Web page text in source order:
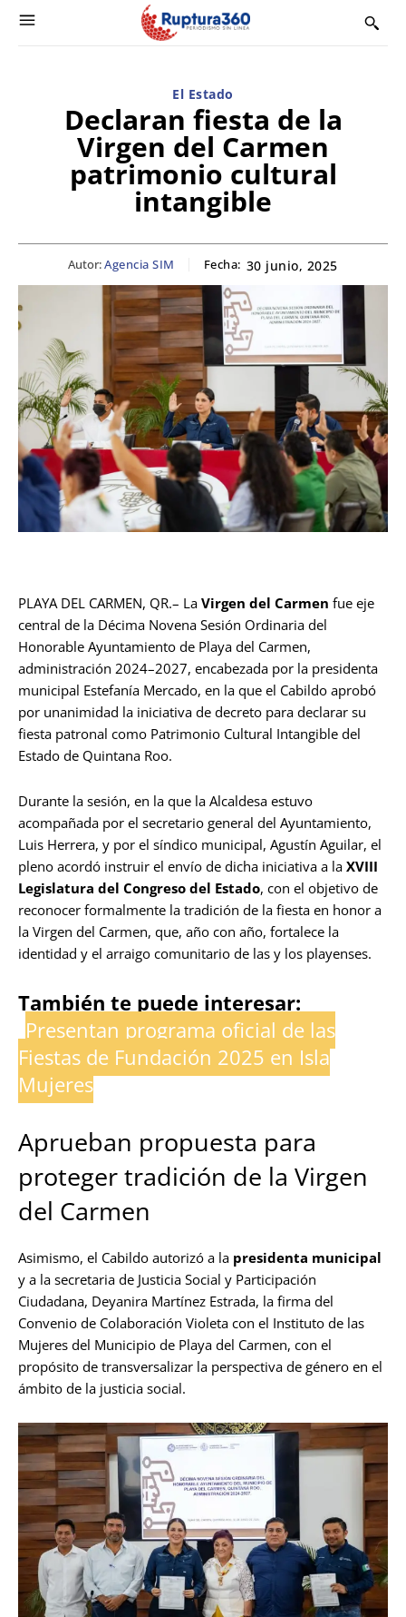
El Estado
Declaran fiesta de la
Virgen del Carmen
patrimonio cultural
intangible
Autor:Agencia SIM Fecha: 30 junio, 2025
PLAYA DEL CARMEN, QR.– La Virgen del Carmen fue eje
central de la Décima Novena Sesión Ordinaria del
Honorable Ayuntamiento de Playa del Carmen,
administración 2024–2027, encabezada por la presidenta
municipal Estefanía Mercado, en la que el Cabildo aprobó
por unanimidad la iniciativa de decreto para declarar su
fiesta patronal como Patrimonio Cultural Intangible del
Estado de Quintana Roo.
Durante la sesión, en la que la Alcaldesa estuvo
acompañada por el secretario general del Ayuntamiento,
Luis Herrera, y por el síndico municipal, Agustín Aguilar, el
pleno acordó instruir el envío de dicha iniciativa a la XVIII
Legislatura del Congreso del Estado, con el objetivo de
reconocer formalmente la tradición de la fiesta en honor a
la Virgen del Carmen, que, año con año, fortalece la
identidad y el arraigo comunitario de las y los playenses.
También te puede interesar:
Presentan programa oficial de las
Fiestas de Fundación 2025 en Isla
Mujeres
Aprueban propuesta para
proteger tradición de la Virgen
del Carmen
Asimismo, el Cabildo autorizó a la presidenta municipal
y a la secretaria de Justicia Social y Participación
Ciudadana, Deyanira Martínez Estrada, la firma del
Convenio de Colaboración Violeta con el Instituto de las
Mujeres del Municipio de Playa del Carmen, con el
propósito de transversalizar la perspectiva de género en el
ámbito de la justicia social.